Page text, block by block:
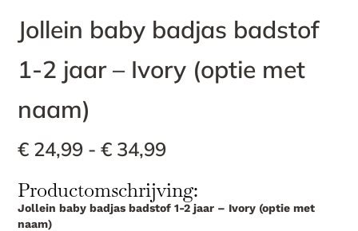
Jollein baby badjas badstof
1-2 jaar – Ivory (optie met
naam)
€ 24,99 - € 34,99
Productomschrijving:
Jollein baby badjas badstof 1-2 jaar – Ivory (optie met
naam)